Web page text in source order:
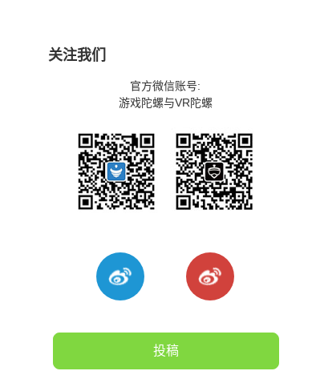
关注我们
官方微信账号:
游戏陀螺与VR陀螺
投稿